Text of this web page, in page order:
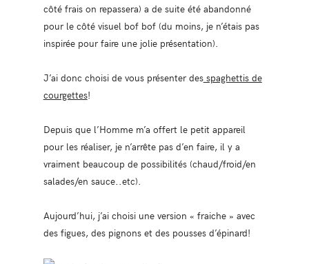
côté frais on repassera) a de suite été abandonné
pour le côté visuel bof bof (du moins, je n’étais pas
inspirée pour faire une jolie présentation).
J’ai donc choisi de vous présenter desspaghettis de
courgettes!
Depuis que l’Homme m’a offert le petit appareil
pour les réaliser, je n’arrête pas d’en faire, il y a
vraiment beaucoup de possibilités (chaud/froid/en
salades/en sauce..etc).
Aujourd’hui, j’ai choisi une version « fraiche » avec
des figues, des pignons et des pousses d’épinard!